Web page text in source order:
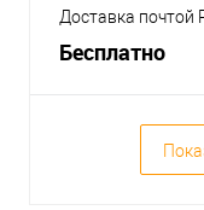
Доставка почтой
Бесплатно